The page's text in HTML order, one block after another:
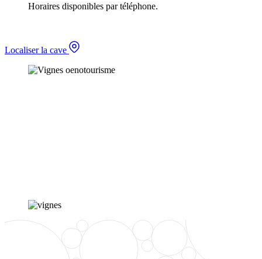
Horaires disponibles par téléphone.
Localiser la cave